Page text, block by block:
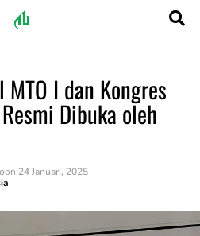
I dan Kongres
Dibuka oleh
on 24 Januari, 2025